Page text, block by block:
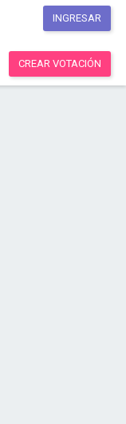
INGRESAR
CREAR VOTACIÓN